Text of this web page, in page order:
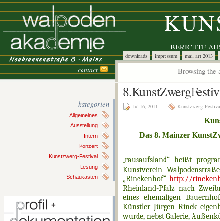
BERICHTE
downloads impressum mail art 2013
contact Browsing the
kategorien
Allgemeines
Ausstellung
Intern
Konzert
Kunstzwerg-Festival
Lesung
Schaukasten
Jul 16, 2011 Kunstzwerg-
Das 8. Mainzer
„rausaufsland“ heißt
Kunstverein
„Rinckenhof“http://
Rheinland-Pfalz nach
eines ehemaligen
Künstler Jürgen Rinck
wurde, nebst Galerie,